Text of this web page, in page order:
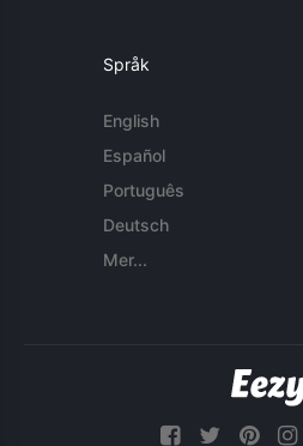
Språk
English
Español
Português
Deutsch
Mer...